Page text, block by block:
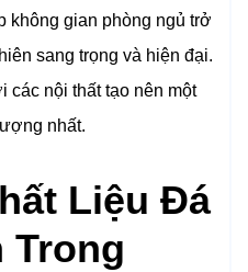
không gian phòng ngủ trở
sang trọng và hiện đại.
các nội thất tạo nên một
nhất.
Liệu Đá
Trong